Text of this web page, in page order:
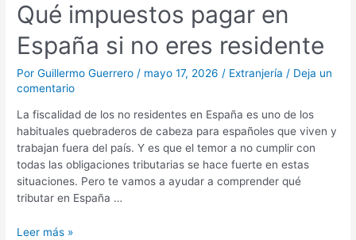
Qué impuestos pagar en
España si no eres residente
PorGuillermo Guerrero / mayo 17, 2026 / Extranjería / Deja un
comentario
La fiscalidad de los no residentes en España es uno de los
habituales quebraderos de cabeza para españoles que viven y
trabajan fuera del país. Y es que el temor a no cumplir con
todas las obligaciones tributarias se hace fuerte en estas
situaciones. Pero te vamos a ayudar a comprender qué
tributar en España …
Leer más »